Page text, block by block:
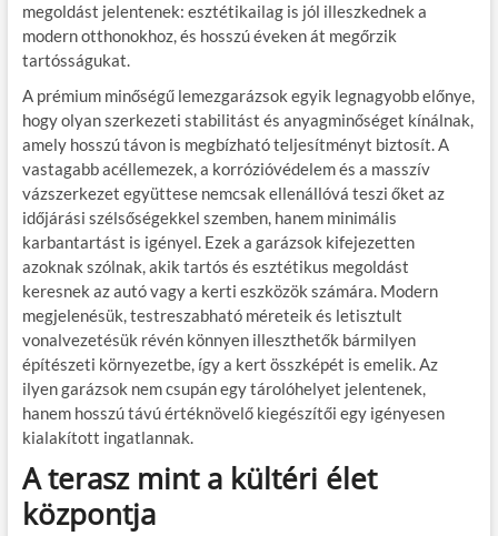
megoldást jelentenek: esztétikailag is jól illeszkednek a
modern otthonokhoz, és hosszú éveken át megőrzik
tartósságukat.
A prémium minőségű lemezgarázsok egyik legnagyobb előnye,
hogy olyan szerkezeti stabilitást és anyagminőséget kínálnak,
amely hosszú távon is megbízható teljesítményt biztosít. A
vastagabb acéllemezek, a korrózióvédelem és a masszív
vázszerkezet együttese nemcsak ellenállóvá teszi őket az
időjárási szélsőségekkel szemben, hanem minimális
karbantartást is igényel. Ezek a garázsok kifejezetten
azoknak szólnak, akik tartós és esztétikus megoldást
keresnek az autó vagy a kerti eszközök számára. Modern
megjelenésük, testreszabható méreteik és letisztult
vonalvezetésük révén könnyen illeszthetők bármilyen
építészeti környezetbe, így a kert összképét is emelik. Az
ilyen garázsok nem csupán egy tárolóhelyet jelentenek,
hanem hosszú távú értéknövelő kiegészítői egy igényesen
kialakított ingatlannak.
A terasz mint a kültéri élet
központja